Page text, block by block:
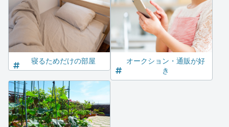
寝るためだけの部屋
オークション・通販が好
き